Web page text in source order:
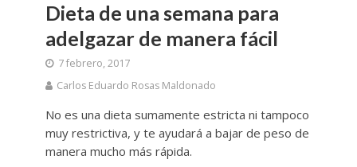
Dieta de una semana para
adelgazar de manera fácil
7 febrero, 2017
Carlos Eduardo Rosas Maldonado
No es una dieta sumamente estricta ni tampoco
muy restrictiva, y te ayudará a bajar de peso de
manera mucho más rápida.